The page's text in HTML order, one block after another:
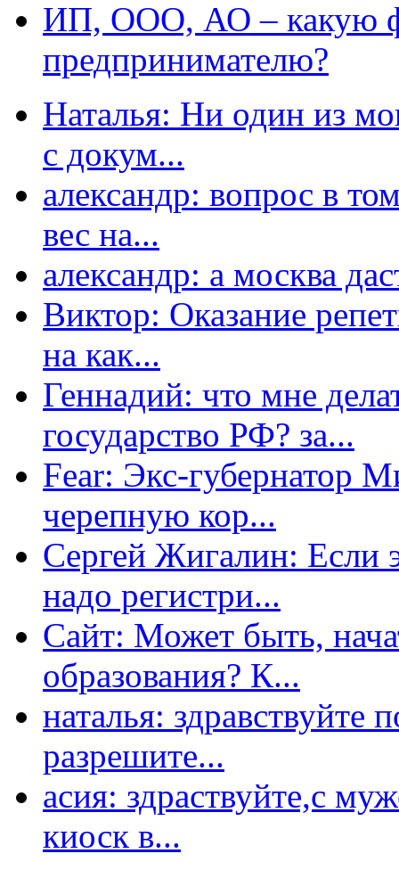
ИП, ООО, АО – какую
предпринимателю?
Наталья: Ни один из
с докум...
александр: вопрос в
вес на...
александр: а москва
Виктор: Оказание
на как...
Геннадий: что мне
государство РФ? за...
Fear: Экс-губернатор
черепную кор...
Сергей Жигалин: Если
надо регистри...
Сайт: Может быть,
образования? К...
наталья: здравствуйте
разрешите...
асия: здраствуйте,с
киоск в...